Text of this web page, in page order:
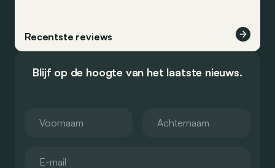
Recentste reviews
Blijf op de hoogte van het laatste nieuws.